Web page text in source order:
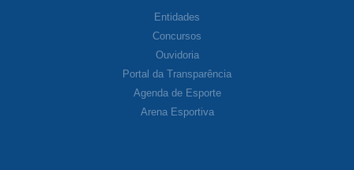
Entidades
Concursos
Ouvidoria
Portal da Transparência
Agenda de Esporte
Arena Esportiva